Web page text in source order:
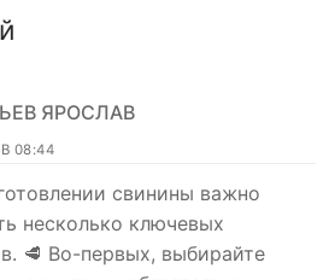
ЯРОСЛАВ
08:44
свинины важно
несколько ключевых
🥩 Во-первых, выбирайте